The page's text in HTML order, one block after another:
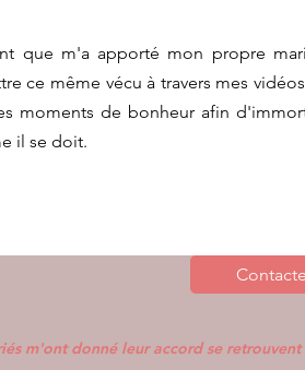
que m'a apporté mon propre
ce même vécu à travers mes
moments de bonheur afin
il se doit.
m'ont donné leur accord se